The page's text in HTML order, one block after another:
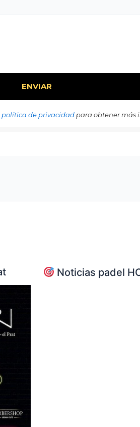
política de privacidadpara obtener más
Noticias padel